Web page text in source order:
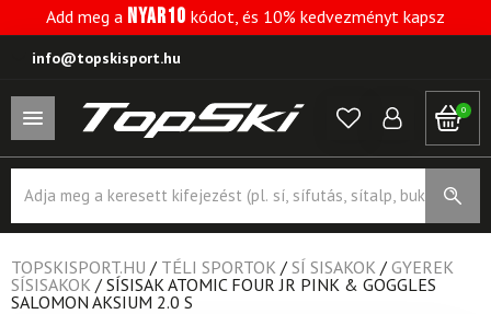
Add meg a NYAR10 kódot, és 10% kedvezményt kapsz
info@topskisport.hu
0
search
TOPSKISPORT.HU / TÉLI SPORTOK / SÍ SISAKOK / GYEREK
SÍSISAKOK / SÍSISAK ATOMIC FOUR JR PINK & GOGGLES
SALOMON AKSIUM 2.0 S